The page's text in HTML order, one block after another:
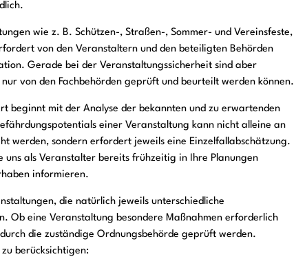
wie z. B. Schützen-, Straßen-, Sommer- und Vereinsfeste,
von den Veranstaltern und den beteiligten Behörden
Gerade bei der Veranstaltungssicherheit sind aber
von den Fachbehörden geprüft und beurteilt werden können.
beginnt mit der Analyse der bekannten und zu erwartenden
einer Veranstaltung kann nicht alleine an
werden, sondern erfordert jeweils eine Einzelfallabschätzung.
uns als Veranstalter bereits frühzeitig in Ihre Planungen
informieren.
die natürlich jeweils unterschiedliche
Ob eine Veranstaltung besondere Maßnahmen erforderlich
die zuständige Ordnungsbehörde geprüft werden.
berücksichtigen: